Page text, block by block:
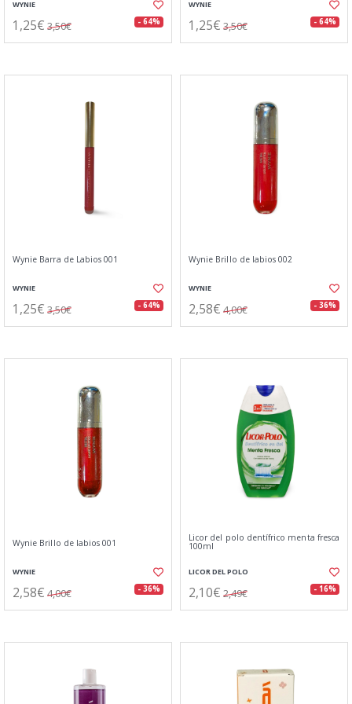
WYNIE
1,25€ 3,50€ - 64%
WYNIE
1,25€ 3,50€ - 64%
Wynie Barra de Labios 001
WYNIE
1,25€ 3,50€ - 64%
Wynie Brillo de labios 002
WYNIE
2,58€ 4,00€ - 36%
Wynie Brillo de labios 001
WYNIE
2,58€ 4,00€ - 36%
Licor del polo dentífrico menta fresca
100ml
LICOR DEL POLO
2,10€ 2,49€ - 16%